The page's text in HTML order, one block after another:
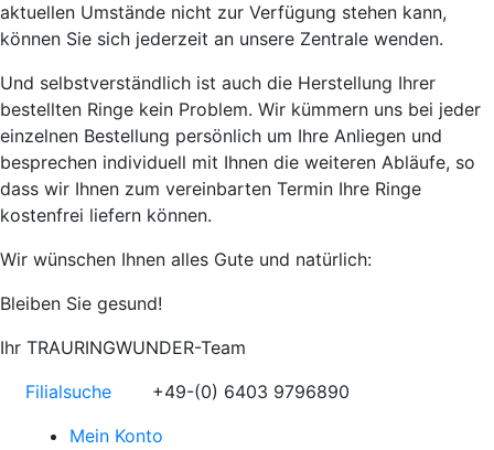
aktuellen Umstände nicht zur Verfügung stehen kann,
können Sie sich jederzeit an unsere Zentrale wenden.
Und selbstverständlich ist auch die Herstellung Ihrer
bestellten Ringe kein Problem. Wir kümmern uns bei jeder
einzelnen Bestellung persönlich um Ihre Anliegen und
besprechen individuell mit Ihnen die weiteren Abläufe, so
dass wir Ihnen zum vereinbarten Termin Ihre Ringe
kostenfrei liefern können.
Wir wünschen Ihnen alles Gute und natürlich:
Bleiben Sie gesund!
Ihr TRAURINGWUNDER-Team
Filialsuche
+49-(0) 6403 9796890
Mein Konto